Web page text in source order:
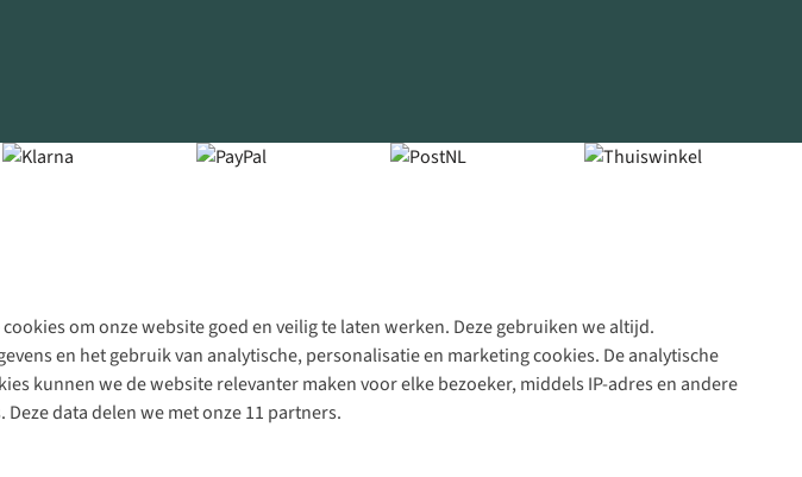
om onze website goed en veilig te laten werken. Deze gebruiken we altijd.
en het gebruik van analytische, personalisatie en marketing cookies. De analytische
kunnen we de website relevanter maken voor elke bezoeker, middels IP-adres en andere
data delen we met onze 11 partners.